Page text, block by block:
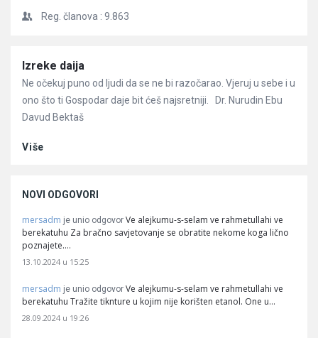
Reg. članova : 9.863
Članci
Izreke daija
Ne očekuj puno od ljudi da se ne bi razočarao. Vjeruj u sebe i u
ono što ti Gospodar daje bit ćeš najsretniji. Dr. Nurudin Ebu
Davud Bektaš
Više
NOVI ODGOVORI
mersadm je unio odgovor Ve alejkumu-s-selam ve rahmetullahi ve
berekatuhu Za bračno savjetovanje se obratite nekome koga lično
poznajete.…
13.10.2024 u 15:25
mersadm je unio odgovor Ve alejkumu-s-selam ve rahmetullahi ve
berekatuhu Tražite tiknture u kojim nije korišten etanol. One u…
28.09.2024 u 19:26